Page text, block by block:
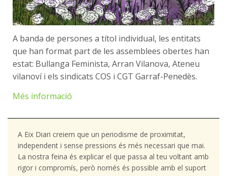
A banda de persones a títol individual, les entitats
que han format part de les assemblees obertes han
estat: Bullanga Feminista, Arran Vilanova, Ateneu
vilanoví i els sindicats COS i CGT Garraf-Penedès.
Més informació
A Eix Diari creiem que un periodisme de proximitat,
independent i sense pressions és més necessari que mai.
La nostra feina és explicar el que passa al teu voltant amb
rigor i compromís, però només és possible amb el suport